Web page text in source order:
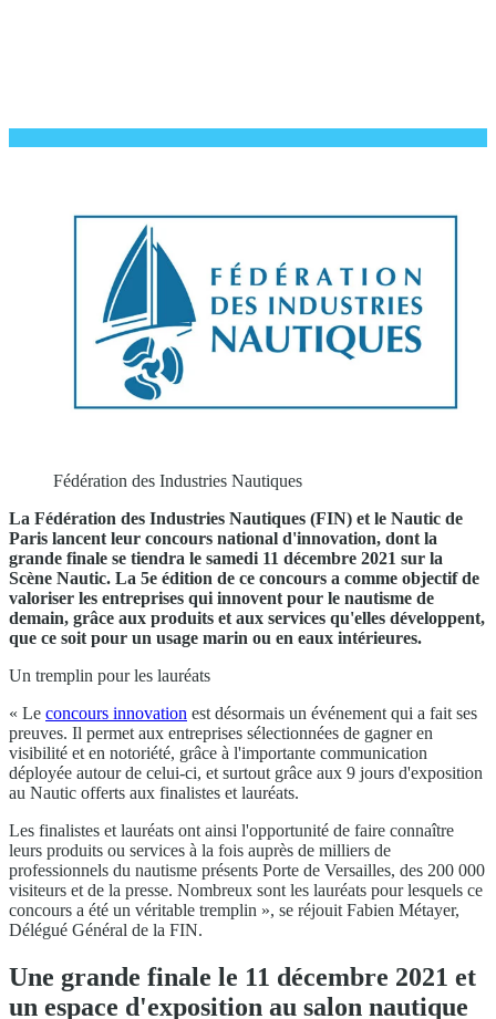
Fédération des Industries Nautiques
La Fédération des Industries Nautiques (FIN) et le Nautic de
Paris lancent leur concours national d'innovation, dont la
grande finale se tiendra le samedi 11 décembre 2021 sur la
Scène Nautic. La 5e édition de ce concours a comme objectif de
valoriser les entreprises qui innovent pour le nautisme de
demain, grâce aux produits et aux services qu'elles développent,
que ce soit pour un usage marin ou en eaux intérieures.
Un tremplin pour les lauréats
« Le concours innovation est désormais un événement qui a fait ses
preuves. Il permet aux entreprises sélectionnées de gagner en
visibilité et en notoriété, grâce à l'importante communication
déployée autour de celui-ci, et surtout grâce aux 9 jours d'exposition
au Nautic offerts aux finalistes et lauréats.
Les finalistes et lauréats ont ainsi l'opportunité de faire connaître
leurs produits ou services à la fois auprès de milliers de
professionnels du nautisme présents Porte de Versailles, des 200 000
visiteurs et de la presse. Nombreux sont les lauréats pour lesquels ce
concours a été un véritable tremplin », se réjouit Fabien Métayer,
Délégué Général de la FIN.
Une grande finale le 11 décembre 2021 et
un espace d'exposition au salon nautique